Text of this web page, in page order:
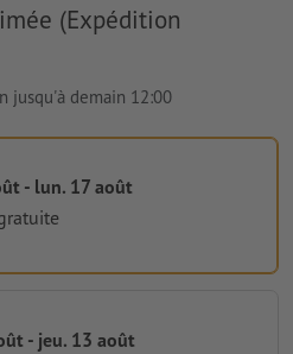
(Expédition
jusqu'à demain 12:00
- lun. 17 août
- jeu. 13 août